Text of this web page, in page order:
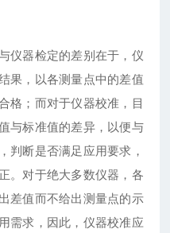
仪器检定的差别在于，仪
果，以各测量点中的差值
格；而对于仪器校准，目
与标准值的差异，以便与
判断是否满足应用要求，
。对于绝大多数仪器，各
差值而不给出测量点的示
需求，因此，仪器校准应